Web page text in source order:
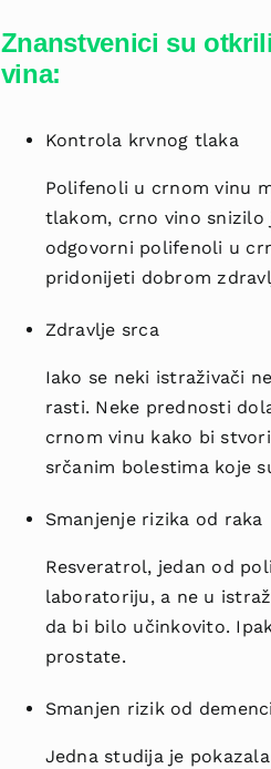
Znanstvenici su
vina:
Kontrola krvnog tlaka
Polifenoli u crnom vinu
tlakom, crno vino snizilo
odgovorni polifenoli u
pridonijeti dobrom
Zdravlje srca
Iako se neki istraživači
rasti. Neke prednosti
crnom vinu kako bi
srčanim bolestima koje
Smanjenje rizika od raka
Resveratrol, jedan od
laboratoriju, a ne u
da bi bilo učinkovito.
prostate.
Smanjen rizik od
Jedna studija je